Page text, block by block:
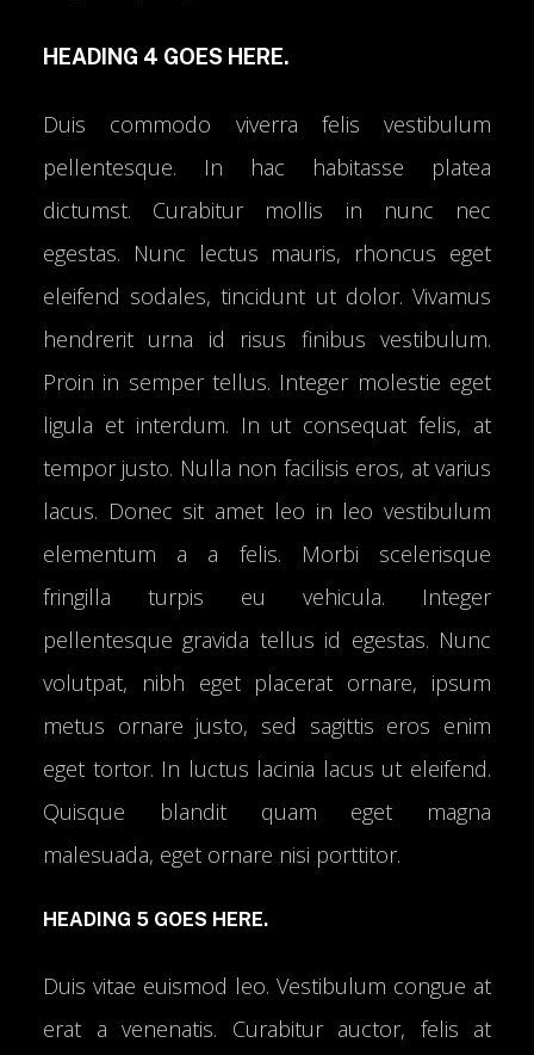
HEADING 4 GOES HERE.
Duis commodo viverra felis vestibulum
pellentesque. In hac habitasse platea
dictumst. Curabitur mollis in nunc nec
egestas. Nunc lectus mauris, rhoncus eget
eleifend sodales, tincidunt ut dolor. Vivamus
hendrerit urna id risus finibus vestibulum.
Proin in semper tellus. Integer molestie eget
ligula et interdum. In ut consequat felis, at
tempor justo. Nulla non facilisis eros, at varius
lacus. Donec sit amet leo in leo vestibulum
elementum a a felis. Morbi scelerisque
fringilla turpis eu vehicula. Integer
pellentesque gravida tellus id egestas. Nunc
volutpat, nibh eget placerat ornare, ipsum
metus ornare justo, sed sagittis eros enim
eget tortor. In luctus lacinia lacus ut eleifend.
Quisque blandit quam eget magna
malesuada, eget ornare nisi porttitor.
HEADING 5 GOES HERE.
Duis vitae euismod leo. Vestibulum congue at
erat a venenatis. Curabitur auctor, felis at